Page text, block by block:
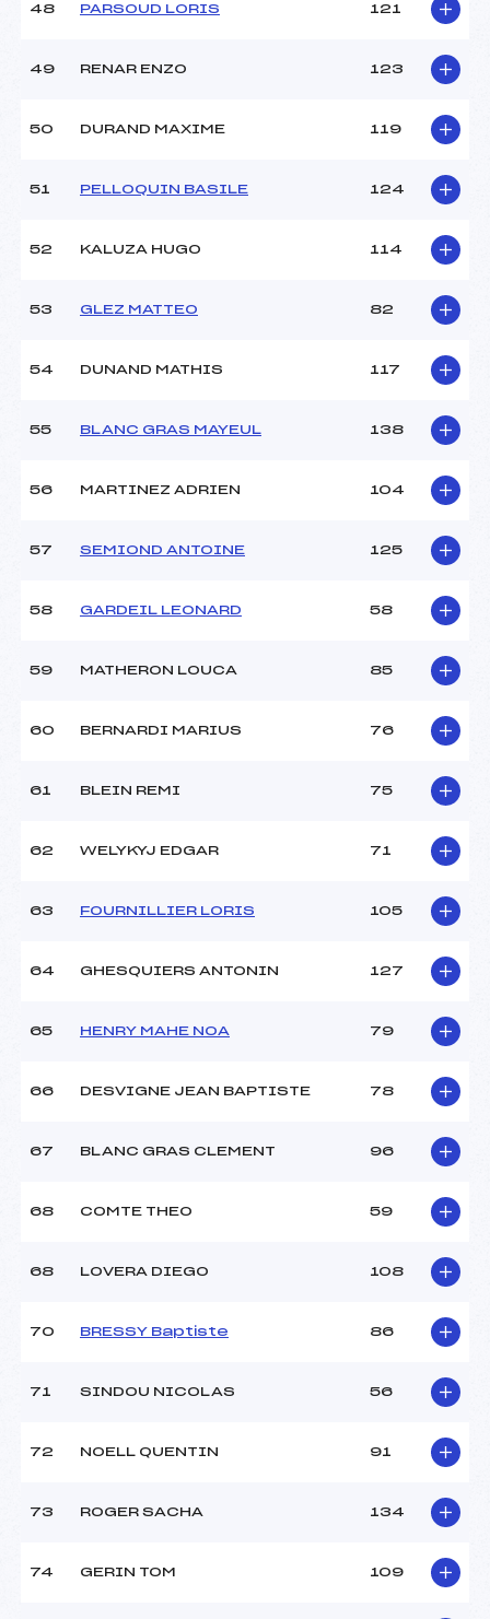
48 PARSOUD LORIS 121
49 RENAR ENZO 123
50 DURAND MAXIME 119
51 PELLOQUIN BASILE 124
52 KALUZA HUGO 114
53 GLEZ MATTEO 82
54 DUNAND MATHIS 117
55 BLANC GRAS MAYEUL 138
56 MARTINEZ ADRIEN 104
57 SEMIOND ANTOINE 125
58 GARDEIL LEONARD 58
59 MATHERON LOUCA 85
60 BERNARDI MARIUS 76
61 BLEIN REMI 75
62 WELYKYJ EDGAR 71
63 FOURNILLIER LORIS 105
64 GHESQUIERS ANTONIN 127
65 HENRY MAHE NOA 79
66 DESVIGNE JEAN BAPTISTE 78
67 BLANC GRAS CLEMENT 96
68 COMTE THEO 59
68 LOVERA DIEGO 108
70 BRESSY Baptiste 86
71 SINDOU NICOLAS 56
72 NOELL QUENTIN 91
73 ROGER SACHA 134
74 GERIN TOM 109